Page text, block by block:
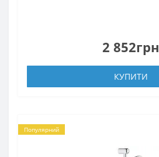
2 852грн
КУПИТИ
Популярний